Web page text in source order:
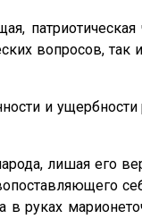
вопросов, так
и ущербности
лишая его
руках